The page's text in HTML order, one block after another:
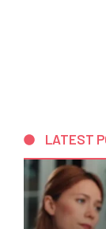
LATEST